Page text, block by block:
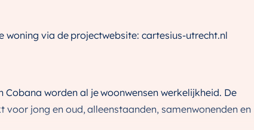
woning via de projectwebsite: cartesius-utrecht.nl
worden al je woonwensen werkelijkheid. De
jong en oud, alleenstaanden, samenwonenden en